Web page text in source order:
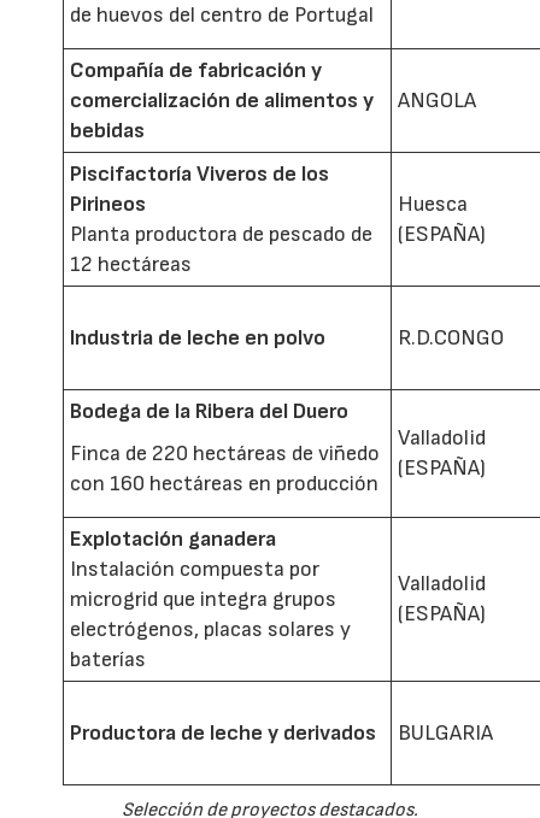
de huevos del centro de Portugal
Compañía de fabricación y
comercialización de alimentos y
bebidas
ANGOLA
Piscifactoría Viveros de los
Pirineos
Planta productora de pescado de
12 hectáreas
Huesca
(ESPAÑA)
Industria de leche en polvo R.D.CONGO
Bodega de la Ribera del Duero
Finca de 220 hectáreas de viñedo
con 160 hectáreas en producción
Valladolid
(ESPAÑA)
Explotación ganadera
Instalación compuesta por
microgrid que integra grupos
electrógenos, placas solares y
baterías
Valladolid
(ESPAÑA)
Productora de leche y derivados BULGARIA
Selección de proyectos destacados.